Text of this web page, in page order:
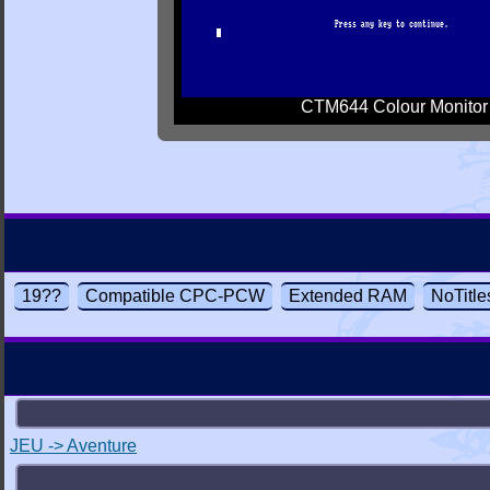
CTM644 Colour Monitor
19?? Compatible CPC-PCW Extended RAM
JEU -> Aventure